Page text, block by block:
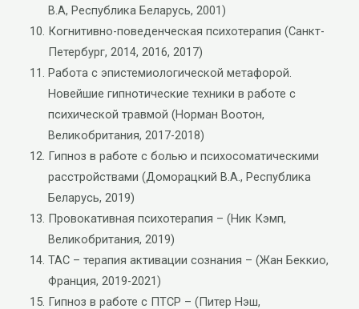
В.А, Республика Беларусь, 2001)
Когнитивно-поведенческая психотерапия (Санкт-
Петербург, 2014, 2016, 2017)
Работа с эпистемиологической метафорой.
Новейшие гипнотические техники в работе с
психической травмой (Норман Воотон,
Великобритания, 2017-2018)
Гипноз в работе с болью и психосоматическими
расстройствами (Доморацкий В.А., Республика
Беларусь, 2019)
Провокативная психотерапия – (Ник Кэмп,
Великобритания, 2019)
ТАС – терапия активации сознания – (Жан Беккио,
Франция, 2019-2021)
Гипноз в работе с ПТСР – (Питер Нэш,